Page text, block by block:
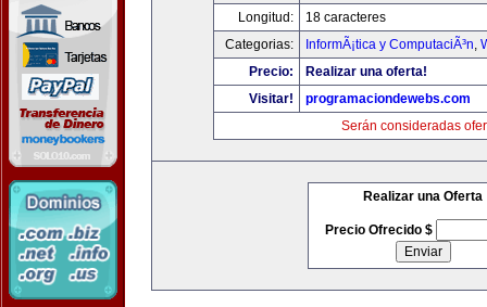
Longitud:
18 caracteres
Categorias:
InformÃ¡tica y ComputaciÃ³n,
Precio:
Realizar una oferta!
Visitar!
programaciondewebs.com
Serán consideradas
Realizar una Oferta
Precio Ofrecido $